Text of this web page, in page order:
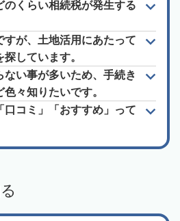
のくらい相続税が発生する
すが、土地活用にあたって
しています。
ない事が多いため、手続き
々知りたいです。
口コミ」「おすすめ」って